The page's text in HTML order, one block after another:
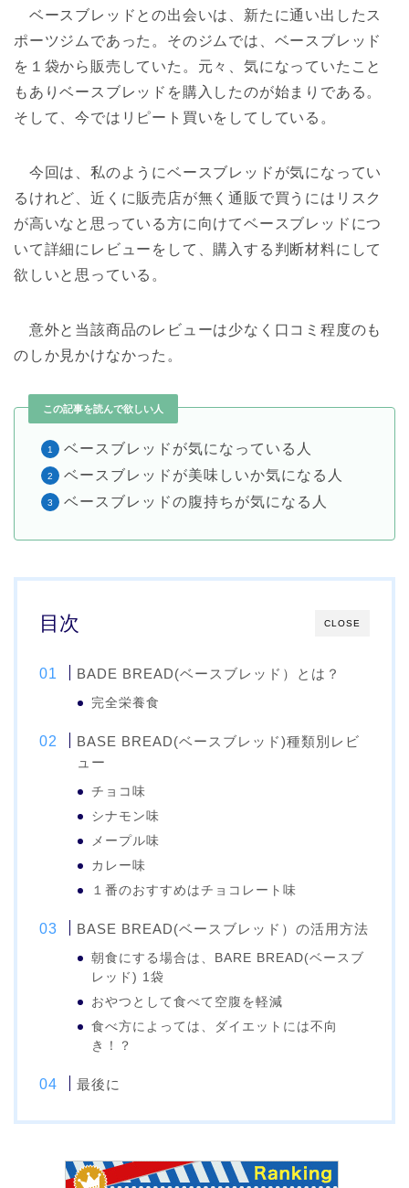
ベースブレッドとの出会いは、新たに通い出したス
ポーツジムであった。そのジムでは、ベースブレッド
を１袋から販売していた。元々、気になっていたこと
もありベースブレッドを購入したのが始まりである。
そして、今ではリピート買いをしてしている。
今回は、私のようにベースブレッドが気になってい
るけれど、近くに販売店が無く通販で買うにはリスク
が高いなと思っている方に向けてベースブレッドにつ
いて詳細にレビューをして、購入する判断材料にして
欲しいと思っている。
意外と当該商品のレビューは少なく口コミ程度のも
のしか見かけなかった。
この記事を読んで欲しい人
ベースブレッドが気になっている人
ベースブレッドが美味しいか気になる人
ベースブレッドの腹持ちが気になる人
CLOSE
目次
BADE BREAD(ベースブレッド）とは？
完全栄養食
BASE BREAD(ベースブレッド)種類別レビ
ュー
チョコ味
シナモン味
メープル味
カレー味
１番のおすすめはチョコレート味
BASE BREAD(ベースブレッド）の活用方法
朝食にする場合は、BARE BREAD(ベースブ
レッド) 1袋
おやつとして食べて空腹を軽減
食べ方によっては、ダイエットには不向
き！？
最後に